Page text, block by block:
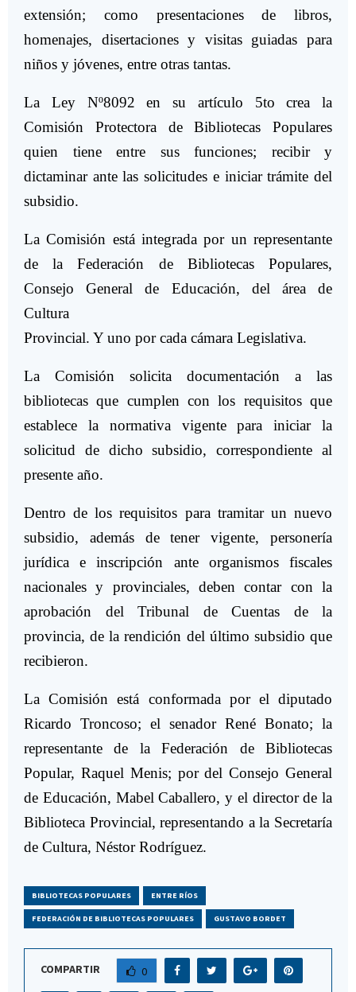
extensión; como presentaciones de libros,
homenajes, disertaciones y visitas guiadas para
niños y jóvenes, entre otras tantas.
La Ley Nº8092 en su artículo 5to crea la
Comisión Protectora de Bibliotecas Populares
quien tiene entre sus funciones; recibir y
dictaminar ante las solicitudes e iniciar trámite del
subsidio.
La Comisión está integrada por un representante
de la Federación de Bibliotecas Populares,
Consejo General de Educación, del área de
Cultura
Provincial. Y uno por cada cámara Legislativa.
La Comisión solicita documentación a las
bibliotecas que cumplen con los requisitos que
establece la normativa vigente para iniciar la
solicitud de dicho subsidio, correspondiente al
presente año.
Dentro de los requisitos para tramitar un nuevo
subsidio, además de tener vigente, personería
jurídica e inscripción ante organismos fiscales
nacionales y provinciales, deben contar con la
aprobación del Tribunal de Cuentas de la
provincia, de la rendición del último subsidio que
recibieron.
La Comisión está conformada por el diputado
Ricardo Troncoso; el senador René Bonato; la
representante de la Federación de Bibliotecas
Popular, Raquel Menis; por del Consejo General
de Educación, Mabel Caballero, y el director de la
Biblioteca Provincial, representando a la Secretaría
de Cultura, Néstor Rodríguez.
BIBLIOTECAS POPULARES ENTRE RÍOS
FEDERACIÓN DE BIBLIOTECAS POPULARES GUSTAVO BORDET
COMPARTIR 0